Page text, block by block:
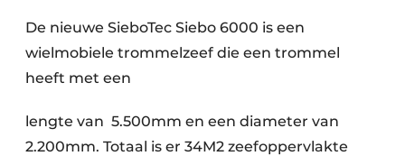
Uitrustingsstukken
Transportbanden
De nieuwe SieboTec Siebo 6000 is een
wielmobiele trommelzeef die een trommel
heeft met een
lengte van 5.500mm en een diameter van
2.200mm. Totaal is er 34M2 zeefoppervlakte